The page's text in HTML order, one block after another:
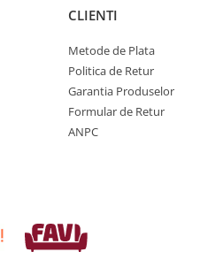
CLIENTI
Metode de Plata
Politica de Retur
Garantia Produselor
Formular de Retur
ANPC